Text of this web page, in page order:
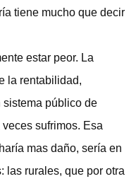
tiene mucho que decir
estar peor. La
la rentabilidad,
sistema público de
sufrimos. Esa
mas daño, sería en
las rurales, que por otra